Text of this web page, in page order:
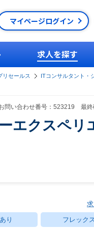
マイページログイン
求人を探す
リセールス
ITコンサルタント・
問い合わせ番号：523219 最終
エクスペリ
り フレック